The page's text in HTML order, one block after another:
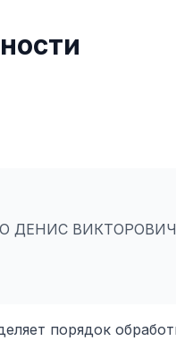
ДЕНИС ВИКТОРОВИЧ
порядок